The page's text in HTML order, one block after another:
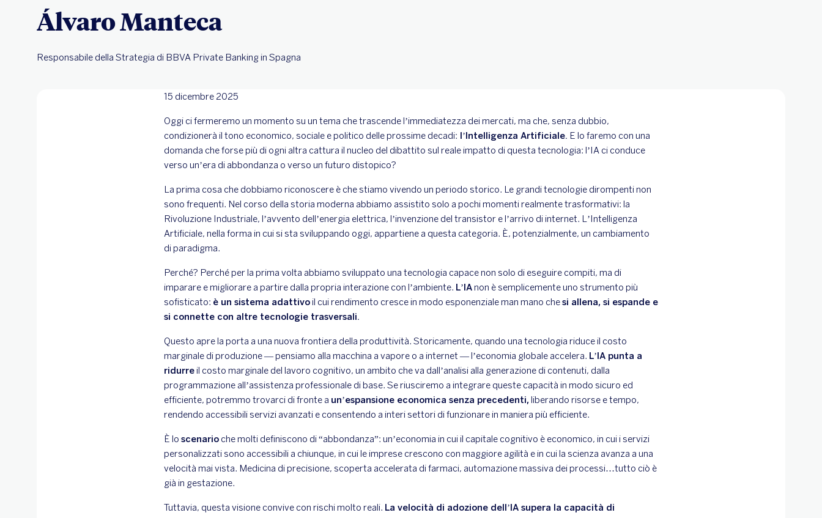
Álvaro Manteca
Responsabile della Strategia di BBVA Private Banking in Spagna
15 dicembre 2025
Oggi ci fermeremo un momento su un tema che trascende l’immediatezza dei mercati, ma che, senza dubbio,
condizionerà il tono economico, sociale e politico delle prossime decadi: l’Intelligenza Artificiale. E lo faremo con una
domanda che forse più di ogni altra cattura il nucleo del dibattito sul reale impatto di questa tecnologia: l’IA ci conduce
verso un’era di abbondanza o verso un futuro distopico?
La prima cosa che dobbiamo riconoscere è che stiamo vivendo un periodo storico. Le grandi tecnologie dirompenti non
sono frequenti. Nel corso della storia moderna abbiamo assistito solo a pochi momenti realmente trasformativi: la
Rivoluzione Industriale, l’avvento dell’energia elettrica, l’invenzione del transistor e l’arrivo di internet. L’Intelligenza
Artificiale, nella forma in cui si sta sviluppando oggi, appartiene a questa categoria. È, potenzialmente, un cambiamento
di paradigma.
Perché? Perché per la prima volta abbiamo sviluppato una tecnologia capace non solo di eseguire compiti, ma di
imparare e migliorare a partire dalla propria interazione con l’ambiente. L’IAnon è semplicemente uno strumento più
sofisticato: è un sistema adattivoil cui rendimento cresce in modo esponenziale man mano chesi allena, si espande e
si connette con altre tecnologie trasversali.
Questo apre la porta a una nuova frontiera della produttività. Storicamente, quando una tecnologia riduce il costo
marginale di produzione — pensiamo alla macchina a vapore o a internet — l’economia globale accelera. L’IA punta a
ridurreil costo marginale del lavoro cognitivo, un ambito che va dall’analisi alla generazione di contenuti, dalla
programmazione all’assistenza professionale di base. Se riusciremo a integrare queste capacità in modo sicuro ed
efficiente, potremmo trovarci di fronte a un’espansione economica senza precedenti,liberando risorse e tempo,
rendendo accessibili servizi avanzati e consentendo a interi settori di funzionare in maniera più efficiente.
È lo scenario che molti definiscono di “abbondanza”: un’economia in cui il capitale cognitivo è economico, in cui i servizi
personalizzati sono accessibili a chiunque, in cui le imprese crescono con maggiore agilità e in cui la scienza avanza a una
velocità mai vista. Medicina di precisione, scoperta accelerata di farmaci, automazione massiva dei processi…tutto ciò è
già in gestazione.
Tuttavia, questa visione convive con rischi molto reali. La velocità di adozione dell’IA supera la capacità di